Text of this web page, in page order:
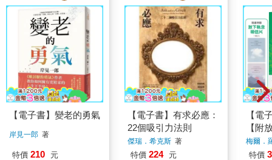
【電子書】變老的勇氣
岸見一郎 著
特價 210 元
【電子書】有求必應：
22個吸引力法則
傑瑞．希克斯 著
特價 224 元
【電
【附
圖】
梅爾．
特價